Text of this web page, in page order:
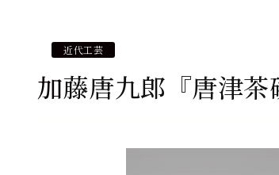
近代工芸
加藤唐九郎『唐津